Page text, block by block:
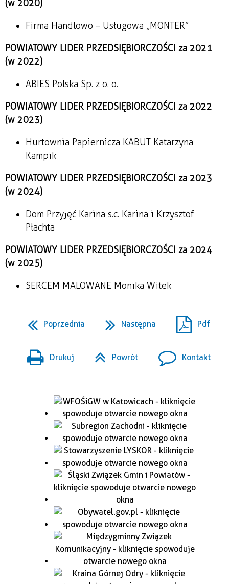
(w 2020)
Firma Handlowo – Usługowa „MONTER”
POWIATOWY LIDER PRZEDSIĘBIORCZOŚCI za 2021
(w 2022)
ABIES Polska Sp. z o. o.
POWIATOWY LIDER PRZEDSIĘBIORCZOŚCI za 2022
(w 2023)
Hurtownia Papiernicza KABUT Katarzyna
Kampik
POWIATOWY LIDER PRZEDSIĘBIORCZOŚCI za 2023
(w 2024)
Dom Przyjęć Karina s.c. Karina i Krzysztof
Płachta
POWIATOWY LIDER PRZEDSIĘBIORCZOŚCI za 2024
(w 2025)
SERCEM MALOWANE Monika Witek
Poprzednia Następna Pdf
Drukuj Powrót Kontakt